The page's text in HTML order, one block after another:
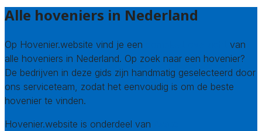
Alle hoveniers in Nederland
Op Hovenier.website vind je een
van
alle hoveniers in Nederland. Op zoek naar een hovenier?
De bedrijven in deze gids zijn handmatig geselecteerd door
ons serviceteam, zodat het eenvoudig is om de beste
hovenier te vinden.
Hovenier.website is onderdeel van